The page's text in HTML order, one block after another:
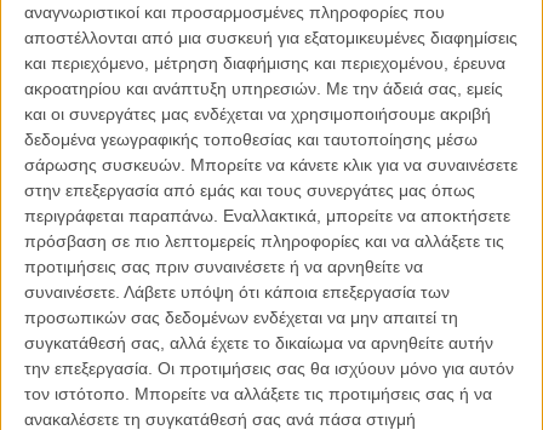
αναγνωριστικοί και προσαρμοσμένες πληροφορίες που
αποστέλλονται από μια συσκευή για εξατομικευμένες διαφημίσεις
και περιεχόμενο, μέτρηση διαφήμισης και περιεχομένου, έρευνα
ακροατηρίου και ανάπτυξη υπηρεσιών. Με την άδειά σας, εμείς
και οι συνεργάτες μας ενδέχεται να χρησιμοποιήσουμε ακριβή
δεδομένα γεωγραφικής τοποθεσίας και ταυτοποίησης μέσω
σάρωσης συσκευών. Μπορείτε να κάνετε κλικ για να συναινέσετε
στην επεξεργασία από εμάς και τους συνεργάτες μας όπως
περιγράφεται παραπάνω. Εναλλακτικά, μπορείτε να αποκτήσετε
πρόσβαση σε πιο λεπτομερείς πληροφορίες και να αλλάξετε τις
προτιμήσεις σας πριν συναινέσετε ή να αρνηθείτε να
συναινέσετε. Λάβετε υπόψη ότι κάποια επεξεργασία των
προσωπικών σας δεδομένων ενδέχεται να μην απαιτεί τη
συγκατάθεσή σας, αλλά έχετε το δικαίωμα να αρνηθείτε αυτήν
την επεξεργασία. Οι προτιμήσεις σας θα ισχύουν μόνο για αυτόν
τον ιστότοπο. Μπορείτε να αλλάξετε τις προτιμήσεις σας ή να
ανακαλέσετε τη συγκατάθεσή σας ανά πάσα στιγμή
Τώρα, ακολουθώντας πάντα τους λογαριασμούς στο twitter του
Μαρκ Γουεμπ και του Ντέιν ΝτεΧάαν, ανακαλύπτουμε όχι μόνο την
επίσημη (ιδιαίτερα αφαιρετική) σύνοψη της ταινίας, αλλά και δυο
ακόμα φωτογραφίες: η μία παρουσιάζει τον Ντέιν ΝτεΧάαν ως
κομψό και ατμοσφαιρικό Χάρι Οσμπορν. Η άλλη μάς δείχνει τον
Electro πριν γίνει ο Electro, τον Τζέιμι Φοξ με look απόλυτου nerd,
με τη μορφή του Μάξγουελ Ντίλον, του παραγνωρισμένου
ηλεκτρολόγου που το μόνο που χρειάζεται είναι λίγη ανθρώπινη
προσοχή.
Δείτε πιο κάτω τις δύο φωτογραφίες και συνεχίστε για τη σύνοψη.